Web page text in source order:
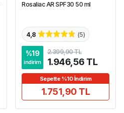
Rosaliac AR SPF30 50 ml
4,8 (5)
%19
indirim
2.399,90 TL
1.946,56 TL
Sepette %10 İndirim
1.751,90 TL